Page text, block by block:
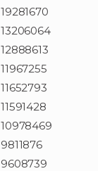
19281670
13206064
12888613
11967255
11652793
11591428
10978469
9811876
9608739